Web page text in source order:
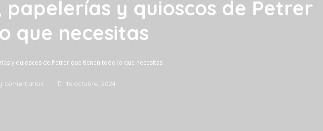
y quioscos de Petrer
que necesitas
y quioscos de Petrer que tienen todo lo que necesitas
comentarios 16 octubre, 2024